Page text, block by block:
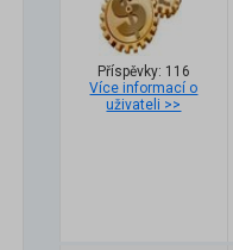
Příspěvky: 116
Více informací o
uživateli >>